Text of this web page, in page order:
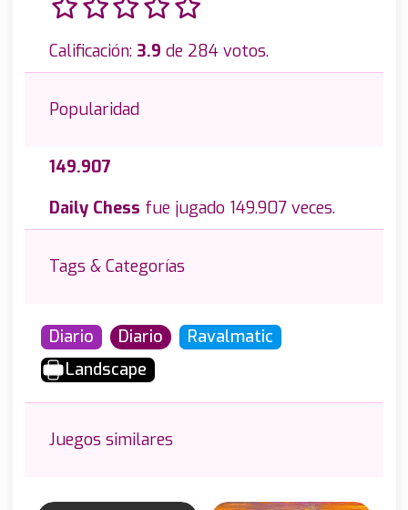
Calificación: 3.9 de 284 votos.
Popularidad
149.907
Daily Chess fue jugado 149.907 veces.
Tags & Categorías
Diario Diario
Ravalmatic
Landscape
Juegos similares